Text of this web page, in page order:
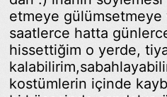
etmeye
saatlerce hatta
hissettiğim o yerde,
kostümlerin içinde